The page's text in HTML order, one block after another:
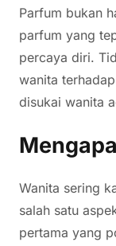
Parfum bukan
parfum yang
percaya diri.
wanita
disukai wanita
Wanita sering
salah satu
pertama yang